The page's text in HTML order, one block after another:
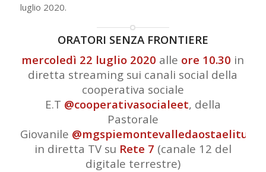
luglio 2020.
ORATORI SENZA FRONTIERE
mercoledì 22 luglio 2020 alle ore 10.30 in
diretta streaming sui canali social della
cooperativa sociale
E.T @cooperativasocialeet, della
Pastorale
Giovanile
in diretta TV su Rete 7 (canale 12 del
digitale terrestre)